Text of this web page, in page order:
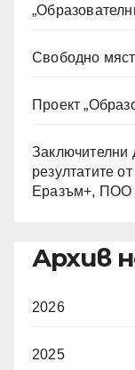
Свободно
Проект
Заключителни
резултатите
Еразъм+, ПОО
Архив
2026
2025